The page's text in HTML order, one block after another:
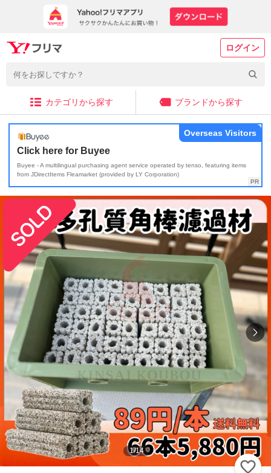
ログイン
カテゴリから探す ブランドから探す
Click here for Buyee
Buyee - A multilingual purchasing agent service operated by tenso, featuring items
from JDirectItems Fleamarket (provided by LY Corporation)
Overseas Visitors
1/14